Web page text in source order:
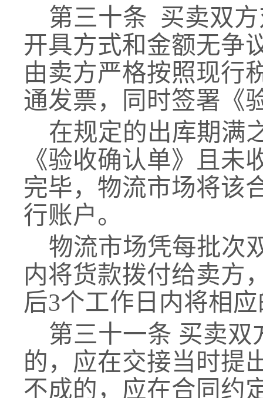
第三十条 买卖双
开具方式和金额无争
由卖方严格按照现行
通发票，同时签署《
在规定的出库期满
《验收确认单》且
完毕，物流市场将该
行账户。
物流市场凭每批次
内将货款拨付给卖方
后3个工作日内将相
第三十一条 买卖双
的，应在交接当时提
不成的，应在合同约